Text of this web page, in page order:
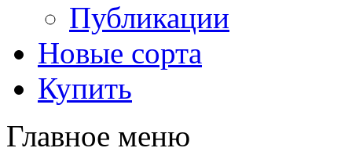
Публикации
Новые сорта
Купить
Главное меню